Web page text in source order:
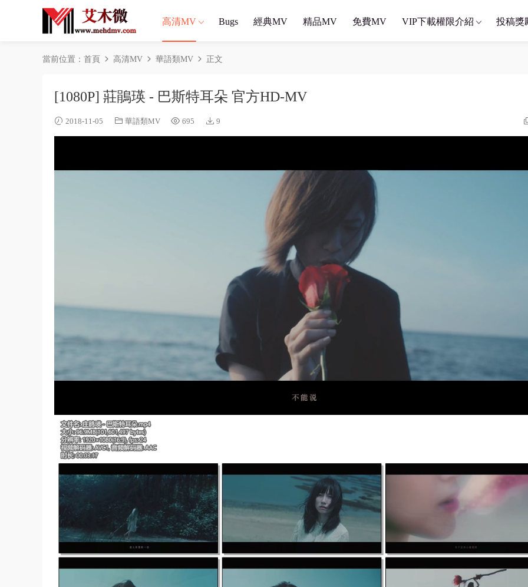
高清MV Bugs 經典MV 精品MV 免費MV VIP下載權限介紹 投稿獎
當前位置： 首頁 高清MV 華語類MV 正文
[1080P] 莊鵑瑛 - 巴斯特耳朵 官方HD-MV
2018-11-05 華語類MV 695 9